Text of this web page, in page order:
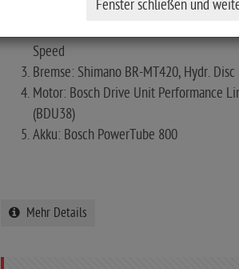
Schaltwerk: Shimano XT RD-M8100-
Speed
Bremse: Shimano BR-MT420, Hydr.
Motor: Bosch Drive Unit Performance
(BDU38)
Akku: Bosch PowerTube 800
Mehr Details